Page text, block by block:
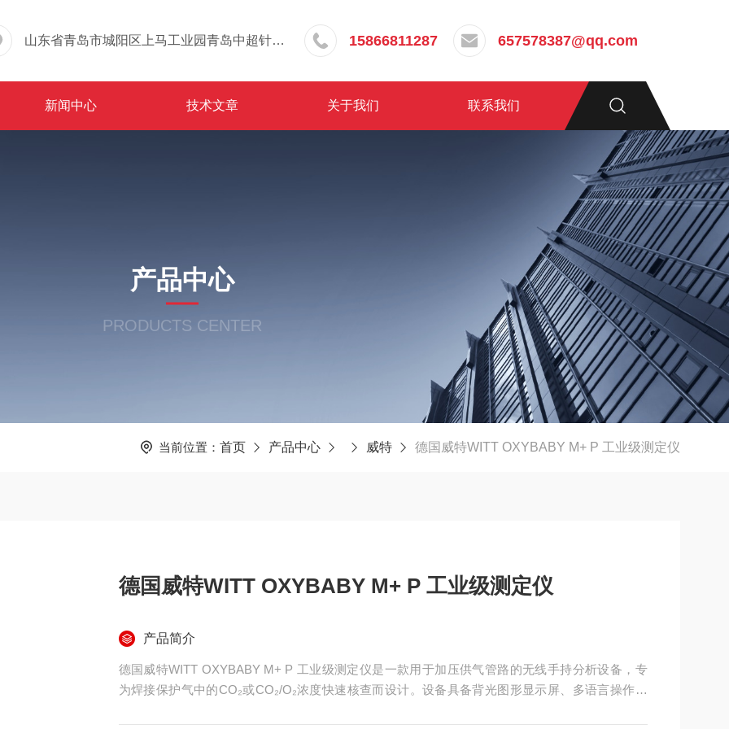
山东省青岛市城阳区上马工业园青岛中超针织有限公司院内东办公楼三层 15866811287 657578387@qq.com
新闻中心 技术文章 关于我们 联系我们
产品中心
PRODUCTS CENTER
当前位置： 首页 产品中心 威特 德国威特WITT OXYBABY M+ P 工业级测定仪
德国威特WITT OXYBABY M+ P 工业级测定仪
产品简介
德国威特WITT OXYBABY M+ P 工业级测定仪是一款用于加压供气管路的无线手持分析设备，专
为焊接保护气中的CO₂或CO₂/O₂浓度快速核查而设计。设备具备背光图形显示屏、多语言操作界